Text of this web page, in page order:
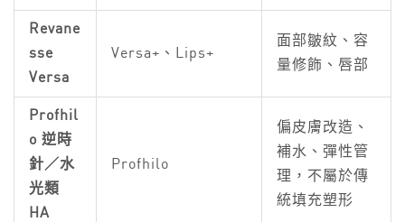
Revane
sse
Versa
Versa+、Lips+
面部皺紋、容
量修飾、唇部
Profhil
o 逆時
針／水
光類
HA
Profhilo
偏皮膚改造、
補水、彈性管
理，不屬於傳
統填充塑形